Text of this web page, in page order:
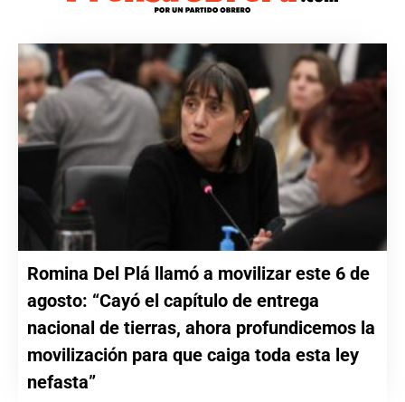
Romina Del Plá llamó a movilizar este 6 de
agosto: “Cayó el capítulo de entrega
nacional de tierras, ahora profundicemos la
movilización para que caiga toda esta ley
nefasta”